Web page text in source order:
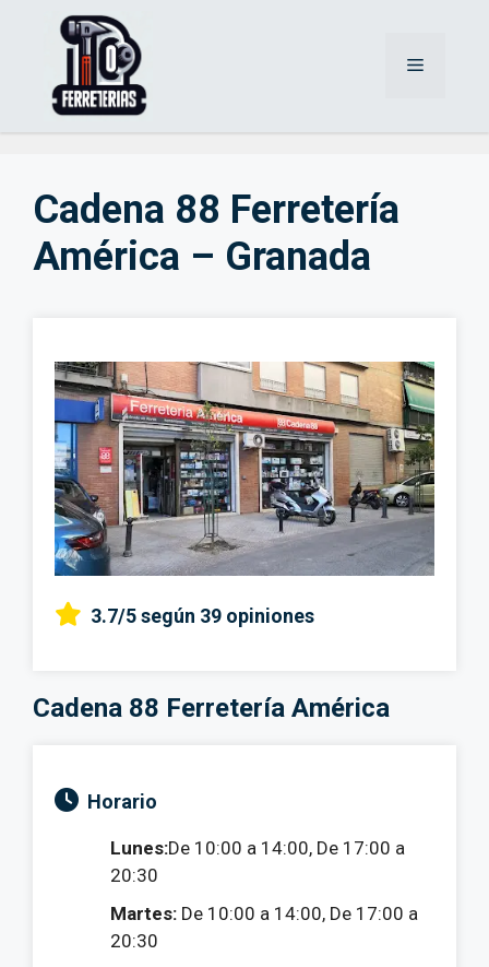
Menú
Cadena 88 Ferretería
América – Granada
3.7/5según 39 opiniones
Cadena 88 Ferretería América
Horario
Lunes:De 10:00 a 14:00, De 17:00 a
20:30
Martes: De 10:00 a 14:00, De 17:00 a
20:30